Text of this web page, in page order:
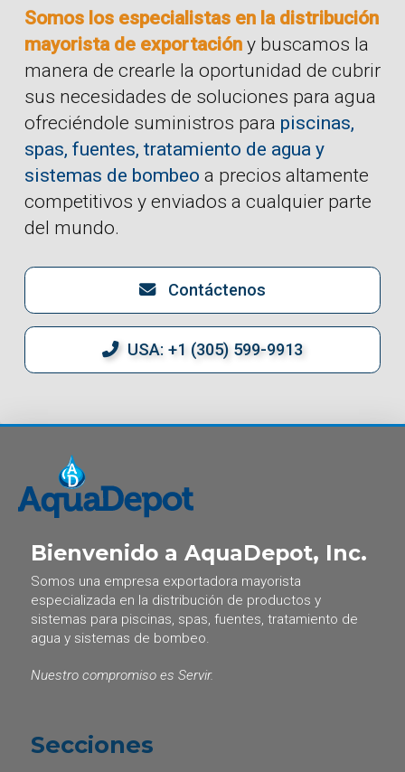
Somos los especialistas en la distribución
mayorista de exportacióny buscamos la
manera de crearle la oportunidad de cubrir
sus necesidades de soluciones para agua
ofreciéndole suministros para piscinas,
spas, fuentes, tratamiento de agua y
sistemas de bombeo a precios altamente
competitivos y enviados a cualquier parte
del mundo.
Contáctenos
USA: +1 (305) 599-9913
Bienvenido a AquaDepot, Inc.
Somos una empresa exportadora mayorista
especializada en la distribución de productos y
sistemas para piscinas, spas, fuentes, tratamiento de
agua y sistemas de bombeo.
Nuestro compromiso es Servir.
Secciones